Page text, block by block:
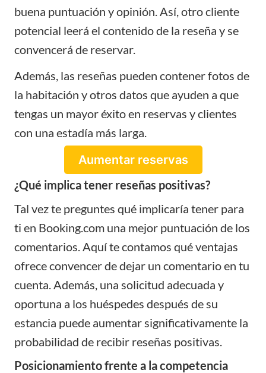
buena puntuación y opinión. Así, otro cliente
potencial leerá el contenido de la reseña y se
convencerá de reservar.
Además, las reseñas pueden contener fotos de
la habitación y otros datos que ayuden a que
tengas un mayor éxito en reservas y clientes
con una estadía más larga.
Aumentar reservas
¿Qué implica tener reseñas positivas?
Tal vez te preguntes qué implicaría tener para
ti en Booking.com una mejor puntuación de los
comentarios. Aquí te contamos qué ventajas
ofrece convencer de dejar un comentario en tu
cuenta. Además, una solicitud adecuada y
oportuna a los huéspedes después de su
estancia puede aumentar significativamente la
probabilidad de recibir reseñas positivas
Posicionamiento frente a la competencia